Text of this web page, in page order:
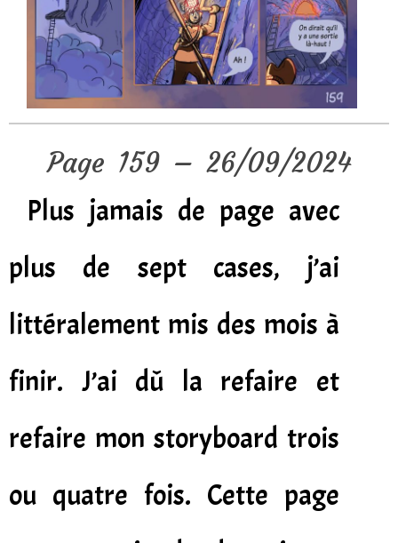
Page 159 – 26/09/2024
Plus jamais de page avec
plus de sept cases, j’ai
littéralement mis des mois à
finir. J’ai dû la refaire et
refaire mon storyboard trois
ou quatre fois. Cette page